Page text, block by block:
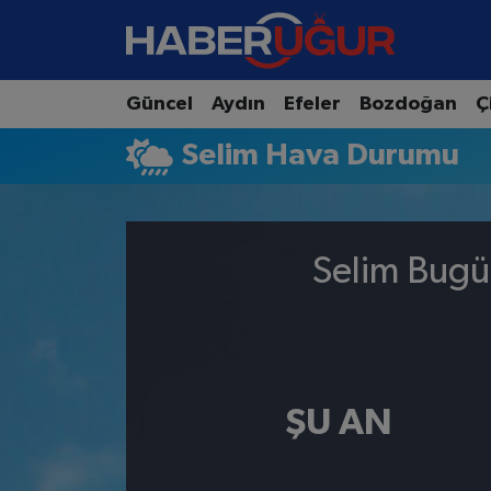
Güncel Aydın Efeler Bozdoğan
Selim Hava Durumu
Selim
ŞU AN
Aydın Nöbetçi Eczaneler
Aydın Hava Durumu